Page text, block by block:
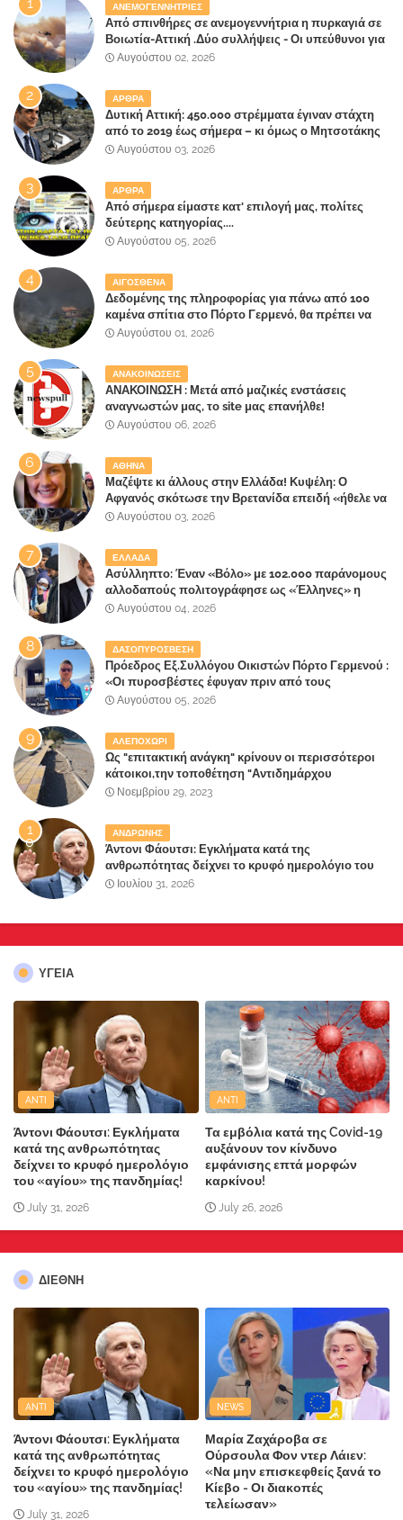
ΑΝΕΜΟΓΕΝΝΗΤΡΙΕΣ
Από σπινθήρες σε ανεμογεννήτρια η πυρκαγιά σε
Βοιωτία-Αττική .Δύο συλλήψεις - Οι υπεύθυνοι για
την λάθος διαχείριση της κατάσβεσης θα
Αυγούστου 02, 2026
ΑΡΘΡΑ
Δυτική Αττική: 450.000 στρέμματα έγιναν στάχτη
από το 2019 έως σήμερα – κι όμως ο Μητσοτάκης
έλαβε 40% και 45% στις εκλογές του 2023,ενώ 50%
Αυγούστου 03, 2026
ΑΡΘΡΑ
Από σήμερα είμαστε κατ' επιλογή μας, πολίτες
δεύτερης κατηγορίας....
Αυγούστου 05, 2026
ΑΙΓΟΣΘΕΝΑ
Δεδομένης της πληροφορίας για πάνω από 100
καμένα σπίτια στο Πόρτο Γερμενό, θα πρέπει να
αναζητηθούν ευθύνες για την ολοσχερή
επίγειου παραδείσου της Αττικής
Αυγούστου 01, 2026
ΑΝΑΚΟΙΝΩΣΕΙΣ
ΑΝΑΚΟΙΝΩΣΗ : Μετά από μαζικές ενστάσεις
αναγνωστών μας, το site μας επανήλθε!
Αυγούστου 06, 2026
ΑΘΗΝΑ
Μαζέψτε κι άλλους στην Ελλάδα! Κυψέλη: Ο
Αφγανός σκότωσε την Βρετανίδα επειδή «ήθελε να
κάνει τη σύντροφό του χριστιανή»
Αυγούστου 03, 2026
ΕΛΛΑΔΑ
Ασύλληπτο: Έναν «Βόλο» με 102.000 παράνομους
αλλοδαπούς πολιτογράφησε ως «Έλληνες» η
κυβέρνηση!
Αυγούστου 04, 2026
ΔΑΣΟΠΥΡΟΣΒΕΣΗ
Πρόεδρος Εξ.Συλλόγου Οικιστών Πόρτο Γερμενού :
«Οι πυροσβέστες έφυγαν πριν από τους
κατοίκους»
Αυγούστου 05, 2026
ΑΛΕΠΟΧΩΡΙ
Ως "επιτακτική ανάγκη" κρίνουν οι περισσότεροι
κάτοικοι,την τοποθέτηση "Αντιδημάρχου
Παραλιακής Ζώνης" στο Δήμο Μάνδρας-Ειδυλλίας!
Νοεμβρίου 29, 2023
ΑΝΔΡΩΝΗΣ
Άντονι Φάουτσι: Εγκλήματα κατά της
ανθρωπότητας δείχνει το κρυφό ημερολόγιο του
«αγίου» της πανδημίας!
Ιουλίου 31, 2026
ΥΓΕΙΑ
ANTI
Άντονι Φάουτσι: Εγκλήματα
κατά της ανθρωπότητας
δείχνει το κρυφό ημερολόγιο
του «αγίου» της πανδημίας!
July 31, 2026
ANTI
Τα εμβόλια κατά της Covid-19
αυξάνουν τον κίνδυνο
εμφάνισης επτά μορφών
καρκίνου!
July 26, 2026
ΔΙΕΘΝΗ
ANTI
Άντονι Φάουτσι: Εγκλήματα
κατά της ανθρωπότητας
δείχνει το κρυφό ημερολόγιο
του «αγίου» της πανδημίας!
July 31, 2026
NEWS
Μαρία Ζαχάροβα σε
Ούρσουλα Φον ντερ Λάιεν:
«Να μην επισκεφθείς ξανά το
Κίεβο - Οι διακοπές
τελείωσαν»